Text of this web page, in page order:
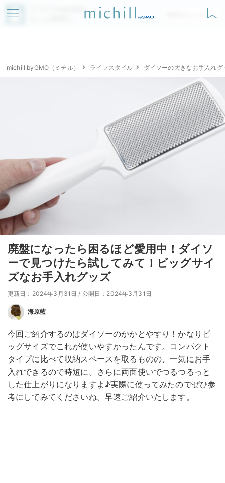
アプリでmichillが
無料ダウンロード
michill byGMO（ミチル） ライフスタイル ダイソーの大きなお手入れグ
廃盤になったら困るほど愛用中！ダイソ
ーで見つけたら試してみて！ビッグサイ
ズなお手入れグッズ
更新日：2024年3月31日 / 公開日：2024年3月31日
海原藍
今回ご紹介するのはダイソーのかかとやすり！かなりビ
ッグサイズでこれが使いやすかったんです。コンパクト
タイプに比べて収納スペースを取るものの、一気にお手
入れできるので時短に。さらに両面使いでつるつるっと
した仕上がりになりますよ♪実際に使ってみたのでぜひ参
考にしてみてくださいね。早速ご紹介いたします。